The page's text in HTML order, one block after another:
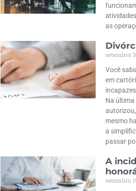
as
setembro
Você
em
Na última
mesmo
a
passar
A
setembro